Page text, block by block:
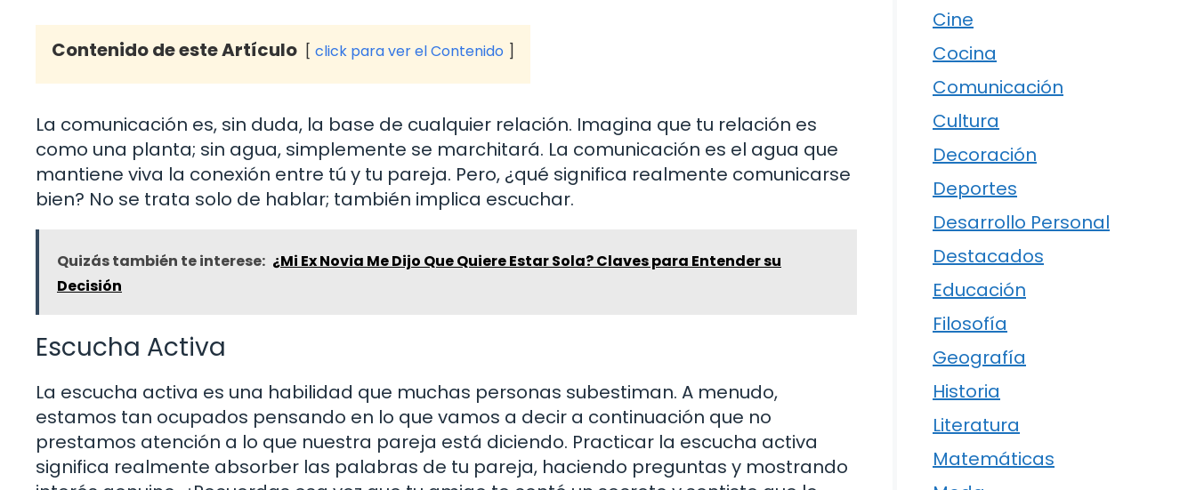
Contenido de este Artículo click para ver el Contenido
La comunicación es, sin duda, la base de cualquier relación. Imagina que tu relación es
como una planta; sin agua, simplemente se marchitará. La comunicación es el agua que
mantiene viva la conexión entre tú y tu pareja. Pero, ¿qué significa realmente comunicarse
bien? No se trata solo de hablar; también implica escuchar.
Quizás también te interese: ¿Mi Ex Novia Me Dijo Que Quiere Estar Sola? Claves para Entender su
Decisión
Escucha Activa
La escucha activa es una habilidad que muchas personas subestiman. A menudo,
estamos tan ocupados pensando en lo que vamos a decir a continuación que no
prestamos atención a lo que nuestra pareja está diciendo. Practicar la escucha activa
significa realmente absorber las palabras de tu pareja, haciendo preguntas y mostrando
Cine
Cocina
Comunicación
Cultura
Decoración
Deportes
Desarrollo Personal
Destacados
Educación
Filosofía
Geografía
Historia
Literatura
Matemáticas